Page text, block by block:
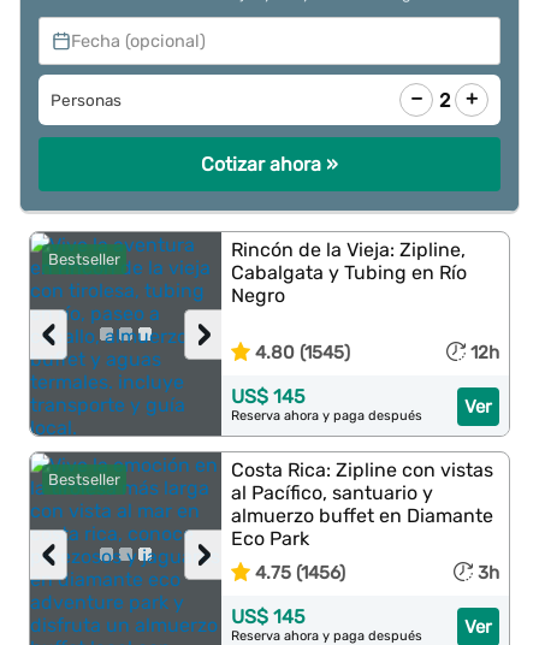
Fecha (opcional)
Personas − 2 +
Cotizar ahora »
Bestseller
›
‹
Rincón de la Vieja: Zipline,
Cabalgata y Tubing en Río
Negro
4.80 (1545) 12h
Ver
US$ 145
Reserva ahora y paga después
Bestseller
›
‹
Costa Rica: Zipline con vistas
al Pacífico, santuario y
almuerzo buffet en Diamante
Eco Park
4.75 (1456) 3h
Ver
US$ 145
Reserva ahora y paga después